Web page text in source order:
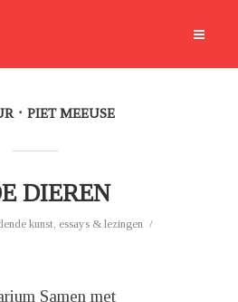
PIET MEEUSE
DIEREN
kunst, essays & lezingen
Samen met